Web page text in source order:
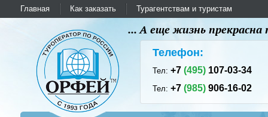
Главная Как заказать Турагентствам и туристам
... А еще жизнь
Телефон:
Тел:+7(495) 107-03-34
Тел:+7(985) 906-16-02